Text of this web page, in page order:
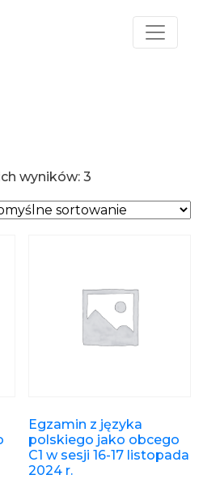
wyników: 3
Egzamin z języka
polskiego jako obcego
C1 w sesji 16-17 listopada
2024 r.